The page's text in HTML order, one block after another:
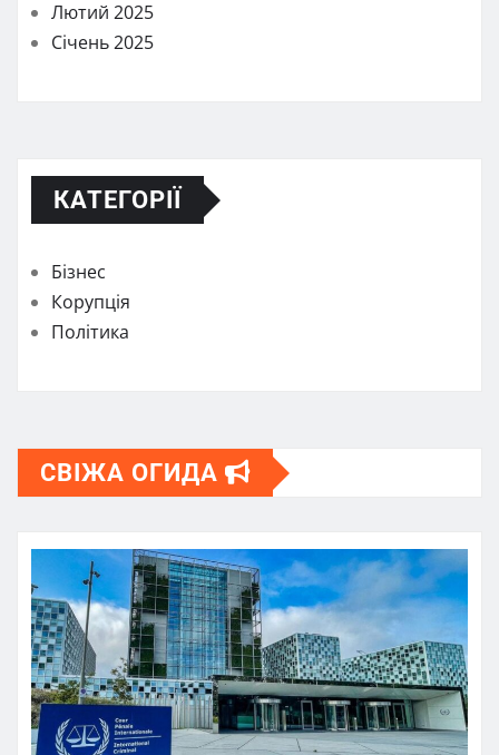
Лютий 2025
Січень 2025
КАТЕГОРІЇ
Бізнес
Корупція
Політика
СВІЖА ОГИДА